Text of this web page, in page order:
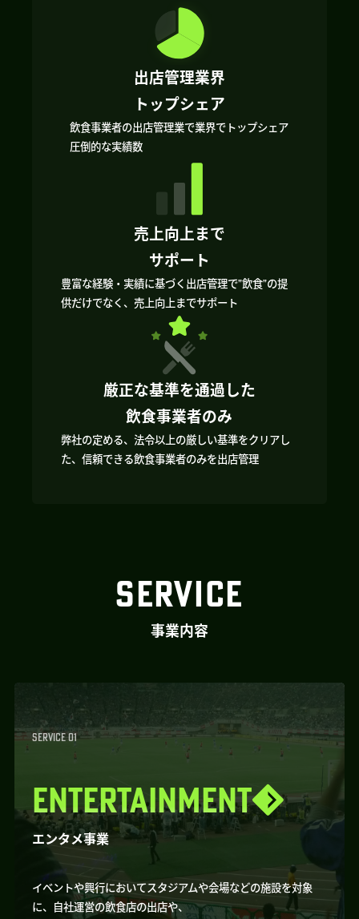
出店管理業界
トップシェア
飲食事業者の出店管理業で業界でトップシェア
圧倒的な実績数
売上向上まで
サポート
豊富な経験・実績に基づく出店管理で”飲食”の提
供だけでなく、売上向上までサポート
厳正な基準を通過した
飲食事業者のみ
弊社の定める、法令以上の厳しい基準をクリアし
た、信頼できる飲食事業者のみを出店管理
SERVICE
事業内容
SERVICE 01
ENTERTAINMENT
エンタメ事業
イベントや興行においてスタジアムや会場などの施設を対象
に、自社運営の飲食店の出店や、